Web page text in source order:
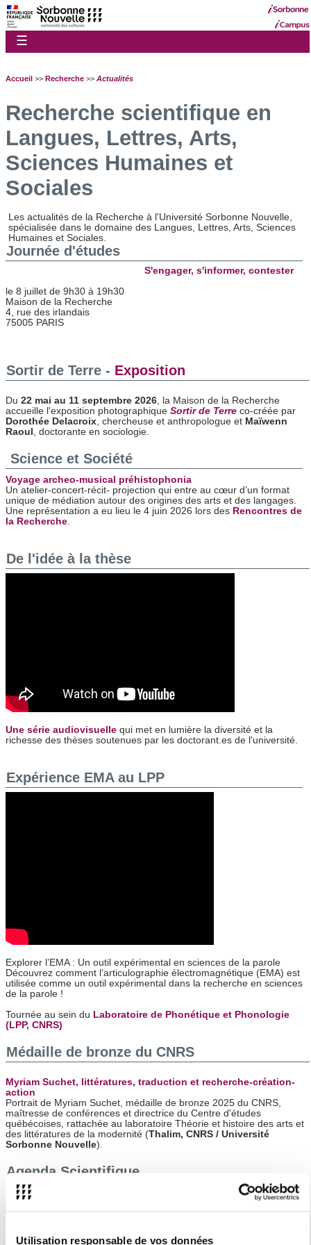
Utilisation responsable de vos données
☰
Accueil >> Recherche >> Actualités
Recherche scientifique en
Langues, Lettres, Arts,
Sciences Humaines et
Sociales
Les actualités de la Recherche à l'Université Sorbonne Nouvelle,
spécialisée dans le domaine des Langues, Lettres, Arts, Sciences
Humaines et Sociales.
Journée d'études
S'engager, s'informer, contester
le 8 juillet de 9h30 à 19h30
Maison de la Recherche
4, rue des irlandais
75005 PARIS
Sortir de Terre - Exposition
Du 22 mai au 11 septembre 2026, la Maison de la Recherche
accueille l'exposition photographique Sortir de Terre co-créée par
Dorothée Delacroix, chercheuse et anthropologue et Maïwenn
Raoul , doctorante en sociologie.
Science et Société
Voyage archeo-musical préhistophonia
Un atelier-concert-récit- projection qui entre au cœur d’un format
unique de médiation autour des origines des arts et des langages.
Une représentation a eu lieu le 4 juin 2026 lors des Rencontres de
la Recherche.
De l'idée à la thèse
Une série audiovisuelle qui met en lumière la diversité et la
richesse des thèses soutenues par les doctorant.es de l'université.
Expérience EMA au LPP
Explorer l’EMA : Un outil expérimental en sciences de la parole
Découvrez comment l’articulographie électromagnétique (EMA) est
utilisée comme un outil expérimental dans la recherche en sciences
de la parole !
Tournée au sein du Laboratoire de Phonétique et Phonologie
(LPP, CNRS)
Médaille de bronze du CNRS
Myriam Suchet, littératures, traduction et recherche-création-
action
Portrait de Myriam Suchet, médaille de bronze 2025 du CNRS,
maîtresse de conférences et directrice du Centre d'études
québécoises, rattachée au laboratoire Théorie et histoire des arts et
des littératures de la modernité (Thalim, CNRS / Université
Sorbonne Nouvelle).
Agenda Scientifique
Écritures performatives contemporaines Programme 2026
du GRAPPE – Groupe de Recherches Autour des
Pratiques Performatives et de leurs Écritures
Sortir de Terre - Exposition photographique